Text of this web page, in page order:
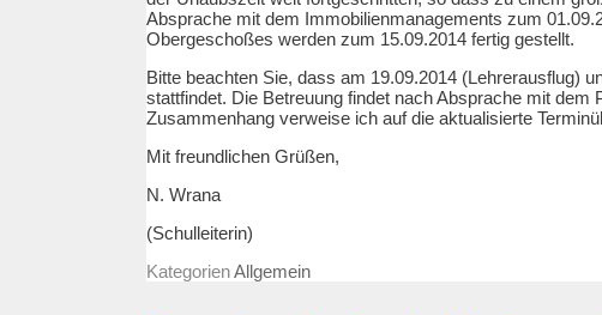
Absprache mit dem Immobilienmanagements zum
Obergeschoßes werden zum 15.09.2014 fertig gestellt.
Bitte beachten Sie, dass am 19.09.2014 (Lehrerausflug)
stattfindet. Die Betreuung findet nach Absprache mit
Zusammenhang verweise ich auf die aktualisierte
Mit freundlichen Grüßen,
N. Wrana
(Schulleiterin)
KategorienAllgemein